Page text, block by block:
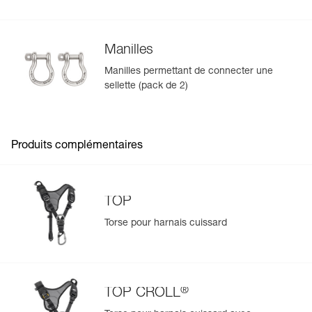
Manilles
Manilles permettant de connecter une
sellette (pack de 2)
Produits complémentaires
TOP
Torse pour harnais cuissard
TOP CROLL®